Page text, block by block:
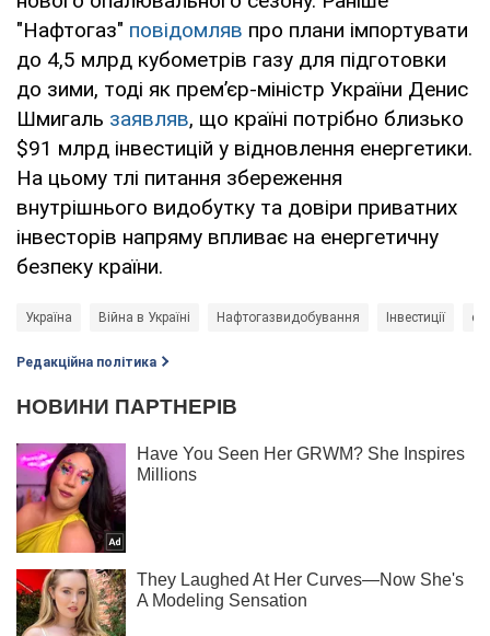
"Нафтогаз" повідомляв про плани імпортувати
до 4,5 млрд кубометрів газу для підготовки
до зими, тоді як прем’єр-міністр України Денис
Шмигаль заявляв, що країні потрібно близько
$91 млрд інвестицій у відновлення енергетики.
На цьому тлі питання збереження
внутрішнього видобутку та довіри приватних
інвесторів напряму впливає на енергетичну
безпеку країни.
Україна Війна в Україні Нафтогазвидобування Інвестиції
Редакційна політика